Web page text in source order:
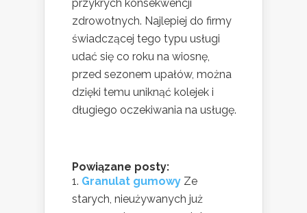
przykrych konsekwencji
zdrowotnych. Najlepiej do firmy
świadczącej tego typu usługi
udać się co roku na wiosnę,
przed sezonem upałów, można
dzięki temu uniknąć kolejek i
długiego oczekiwania na usługę.
Powiązane posty:
Granulat gumowy Ze
starych, nieużywanych już